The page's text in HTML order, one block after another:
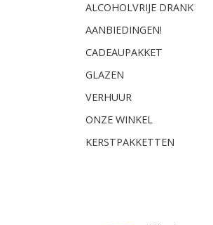
ALCOHOLVRIJE DRANK
AANBIEDINGEN!
CADEAUPAKKET
GLAZEN
VERHUUR
ONZE WINKEL
KERSTPAKKETTEN